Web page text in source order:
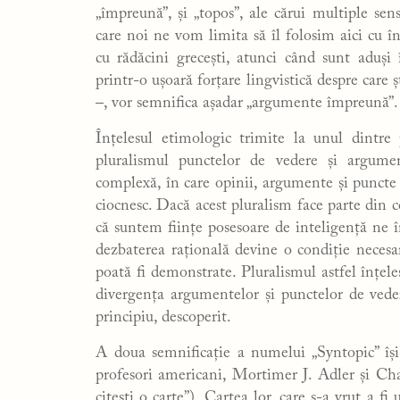
„împreună”, și „topos”, ale cărui multiple
care noi ne vom limita să îl folosim aici cu
cu rădăcini grecești, atunci când sunt aduși
printr-o ușoară forțare lingvistică despre
–, vor semnifica așadar „argumente împreună”.
Înțelesul etimologic trimite la unul dintre
pluralismul punctelor de vedere și
complexă, în care opinii, argumente și
ciocnesc. Dacă acest pluralism face parte din
că suntem ființe posesoare de inteligență
dezbaterea rațională devine o condiție
poată fi demonstrate. Pluralismul astfel
divergența argumentelor și punctelor de
principiu, descoperit.
A doua semnificație a numelui „Syntopic”
profesori americani, Mortimer J. Adler și